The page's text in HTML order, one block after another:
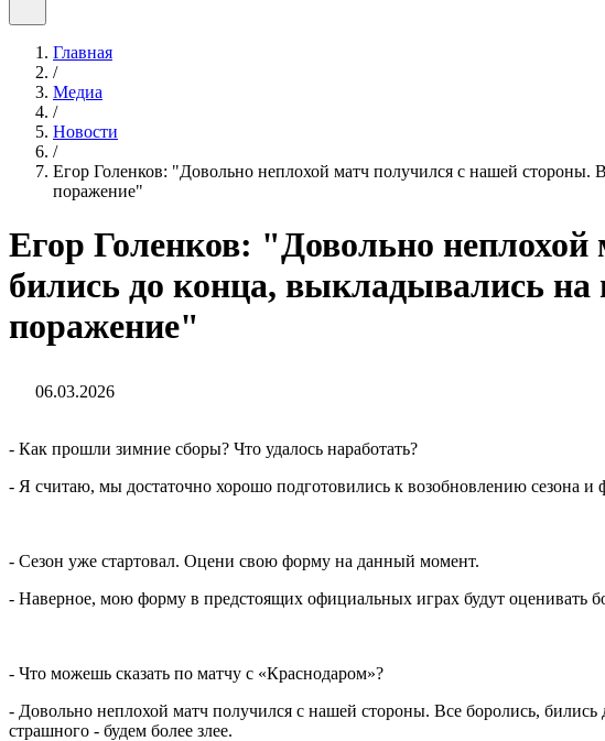
Главная
/
Медиа
/
Новости
/
Егор Голенков: "Довольно неплохой матч получился с нашей стороны.
поражение"
Егор Голенков: "Довольно
бились до конца, выкладывались на
поражение"
06.03.2026
- Как прошли зимние сборы? Что удалось наработать?
- Я считаю, мы достаточно хорошо подготовились к возобновлению сезона
- Сезон уже стартовал. Оцени свою форму на данный момент.
- Наверное, мою форму в предстоящих официальных играх будут оценивать
- Что можешь сказать по матчу с «Краснодаром»?
- Довольно неплохой матч получился с нашей стороны. Все боролись,
страшного - будем более злее.